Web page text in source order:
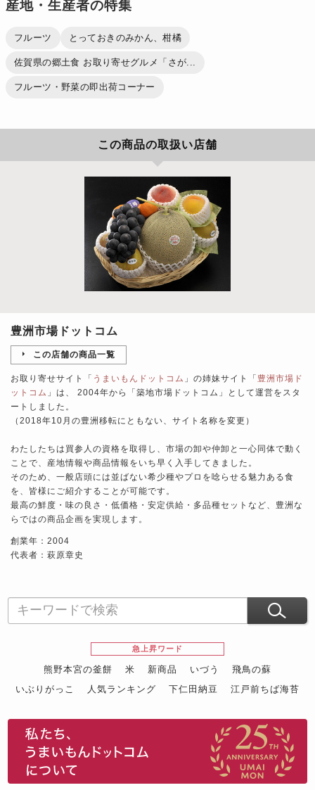
産地・生産者の特集
フルーツ とっておきのみかん、柑橘
佐賀県の郷土食 お取り寄せグルメ「さが...
フルーツ・野菜の即出荷コーナー
この商品の取扱い店舗
豊洲市場ドットコム
この店舗の商品一覧
お取り寄せサイト「 うまいもんドットコム 」の姉妹サイト「 豊洲市場ド
ットコム 」は、 2004年から「築地市場ドットコム」として運営をスタ
ートしました。
（2018年10月の豊洲移転にともない、サイト名称を変更）
わたしたちは買参人の資格を取得し、市場の卸や仲卸と一心同体で動く
ことで、産地情報や商品情報をいち早く入手してきました。
そのため、一般店頭には並ばない希少種やプロを唸らせる魅力ある食
を、皆様にご紹介することが可能です。
最高の鮮度・味の良さ・低価格・安定供給・多品種セットなど、豊洲な
らではの商品企画を実現します。
創業年：2004
代表者：萩原章史
急上昇ワード
熊野本宮の釜餅 米 新商品 いづう
飛鳥の蘇
いぶりがっこ
人気ランキング 下仁田納豆
江戸前ちば海苔